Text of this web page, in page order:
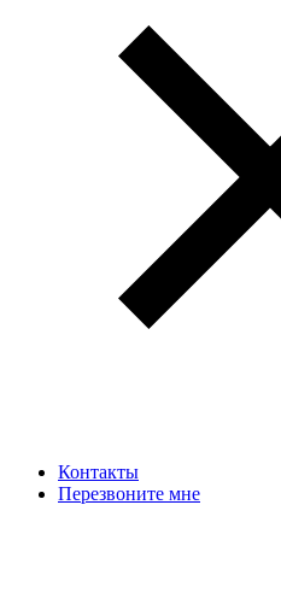
Контакты
Перезвоните мне